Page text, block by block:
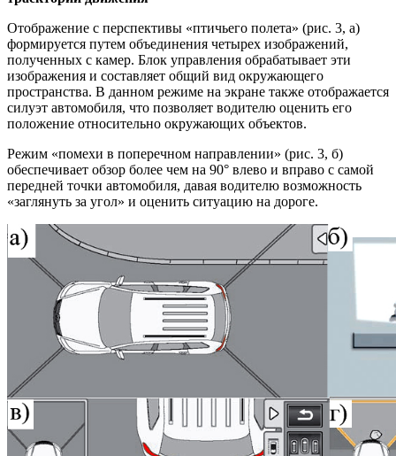
Отображение с перспективы «птичьего полета» (рис. 3, а)
формируется путем объединения четырех изображений,
полученных с камер. Блок управления обрабатывает эти
изображения и составляет общий вид окружающего
пространства. В данном режиме на экране также отображается
силуэт автомобиля, что позволяет водителю оценить его
положение относительно окружающих объектов.
Режим «помехи в поперечном направлении» (рис. 3, б)
обеспечивает обзор более чем на 90° влево и вправо с самой
передней точки автомобиля, давая водителю возможность
«заглянуть за угол» и оценить ситуацию на дороге.